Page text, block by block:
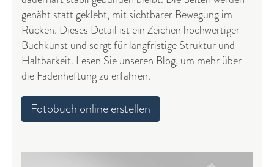
genäht statt geklebt, mit sichtbarer Bewegung im
Rücken. Dieses Detail ist ein Zeichen hochwertiger
Buchkunst und sorgt für langfristige Struktur und
Haltbarkeit. Lesen Sieunseren Blog, um mehr über
die Fadenheftung zu erfahren.
Fotobuch online erstellen